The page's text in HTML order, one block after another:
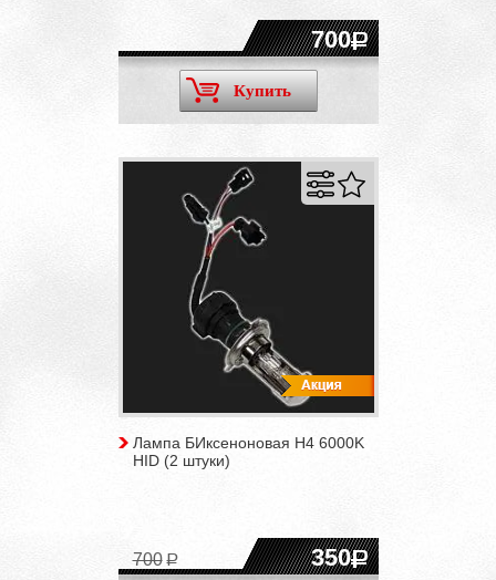
700
Купить
Лампа БИксеноновая H4 6000K
HID (2 штуки)
350
700